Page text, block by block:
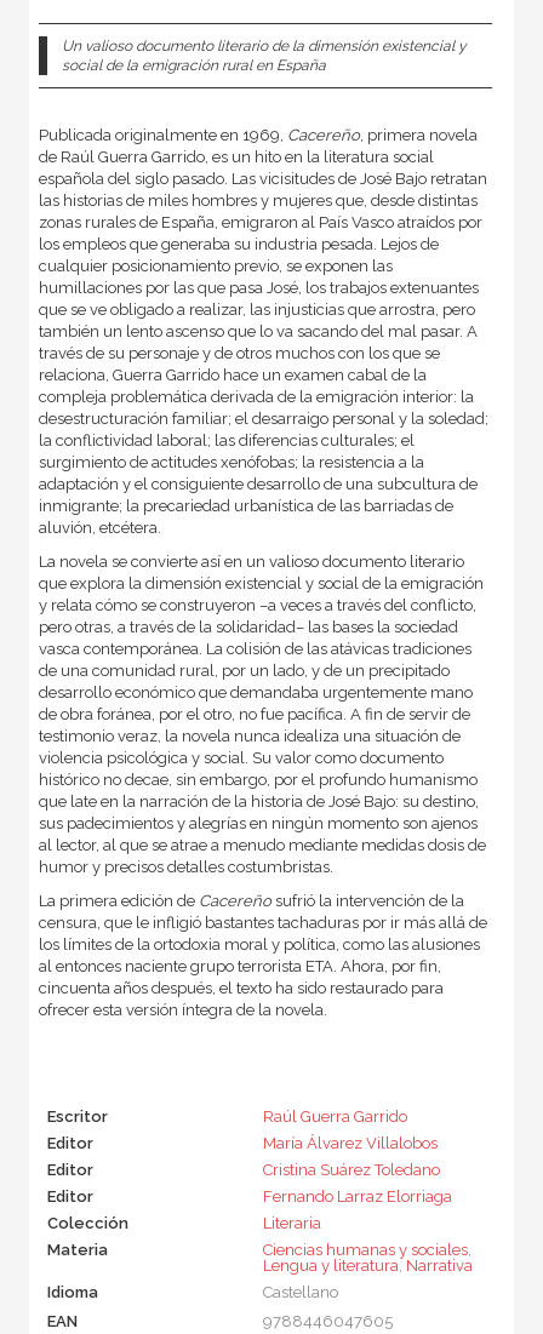
Un valioso documento literario de la dimensión existencial y
social de la emigración rural en España
Publicada originalmente en 1969, Cacereño, primera novela
de Raúl Guerra Garrido, es un hito en la literatura social
española del siglo pasado. Las vicisitudes de José Bajo retratan
las historias de miles hombres y mujeres que, desde distintas
zonas rurales de España, emigraron al País Vasco atraídos por
los empleos que generaba su industria pesada. Lejos de
cualquier posicionamiento previo, se exponen las
humillaciones por las que pasa José, los trabajos extenuantes
que se ve obligado a realizar, las injusticias que arrostra, pero
también un lento ascenso que lo va sacando del mal pasar. A
través de su personaje y de otros muchos con los que se
relaciona, Guerra Garrido hace un examen cabal de la
compleja problemática derivada de la emigración interior: la
desestructuración familiar; el desarraigo personal y la soledad;
la conflictividad laboral; las diferencias culturales; el
surgimiento de actitudes xenófobas; la resistencia a la
adaptación y el consiguiente desarrollo de una subcultura de
inmigrante; la precariedad urbanística de las barriadas de
aluvión, etcétera.
La novela se convierte así en un valioso documento literario
que explora la dimensión existencial y social de la emigración
y relata cómo se construyeron ­–a veces a través del conflicto,
pero otras, a través de la solidaridad– las bases la sociedad
vasca contemporánea. La colisión de las atávicas tradiciones
de una comunidad rural, por un lado, y de un precipitado
desarrollo económico que demandaba urgentemente mano
de obra foránea, por el otro, no fue pacífica. A fin de servir de
testimonio veraz, la novela nunca idealiza una situación de
violencia psicológica y social. Su valor como documento
histórico no decae, sin embargo, por el profundo humanismo
que late en la narración de la historia de José Bajo: su destino,
sus padecimientos y alegrías en ningún momento son ajenos
al lector, al que se atrae a menudo mediante medidas dosis de
humor y precisos detalles costumbristas.
La primera edición de Cacereñosufrió la intervención de la
censura, que le infligió bastantes tachaduras por ir más allá de
los límites de la ortodoxia moral y política, como las alusiones
al entonces naciente grupo terrorista ETA. Ahora, por fin,
cincuenta años después, el texto ha sido restaurado para
ofrecer esta versión íntegra de la novela.
Escritor
Raúl Guerra Garrido
Editor
María Álvarez Villalobos
Editor
Cristina Suárez Toledano
Editor
Fernando Larraz Elorriaga
Colección
Literaria
Materia
Ciencias humanas y sociales,
Lengua y literatura, Narrativa
Idioma
Castellano
EAN
9788446047605